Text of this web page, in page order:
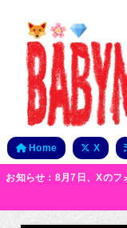
Home X
お知らせ：8月7日、Xの